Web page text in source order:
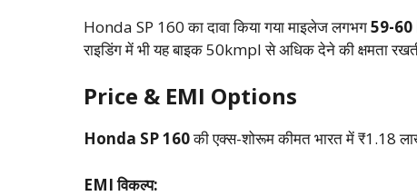
Honda SP 160 का दावा किया गया माइलेज लगभग59-
राइडिंग में भी यह बाइक 50kmpl से अधिक देने की क्षमता
Price & EMI Options
Honda SP 160की एक्स-शोरूम कीमत भारत में ₹1.18
EMI विकल्प: